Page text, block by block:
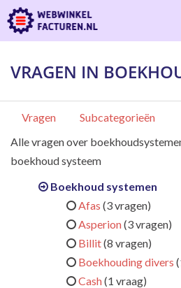
VRAGEN IN
Vragen
Subcategorieën
Alle vragen over
boekhoud systeem
Boekhoud systemen
Afas (3 vragen)
Asperion(3 vragen)
Billit(8 vragen)
Boekhouding divers
Cash(1 vraag)